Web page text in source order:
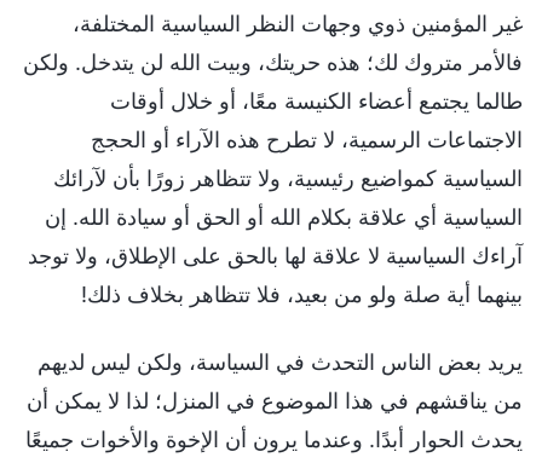
غير المؤمنين ذوي وجهات النظر السياسية المختلفة،
فالأمر متروك لك؛ هذه حريتك، وبيت الله لن يتدخل. ولكن
طالما يجتمع أعضاء الكنيسة معًا، أو خلال أوقات
الاجتماعات الرسمية، لا تطرح هذه الآراء أو الحجج
السياسية كمواضيع رئيسية، ولا تتظاهر زورًا بأن لآرائك
السياسية أي علاقة بكلام الله أو الحق أو سيادة الله. إن
آراءك السياسية لا علاقة لها بالحق على الإطلاق، ولا توجد
بينهما أية صلة ولو من بعيد، فلا تتظاهر بخلاف ذلك!
يريد بعض الناس التحدث في السياسة، ولكن ليس لديهم
من يناقشهم في هذا الموضوع في المنزل؛ لذا لا يمكن أن
يحدث الحوار أبدًا. وعندما يرون أن الإخوة والأخوات جميعًا